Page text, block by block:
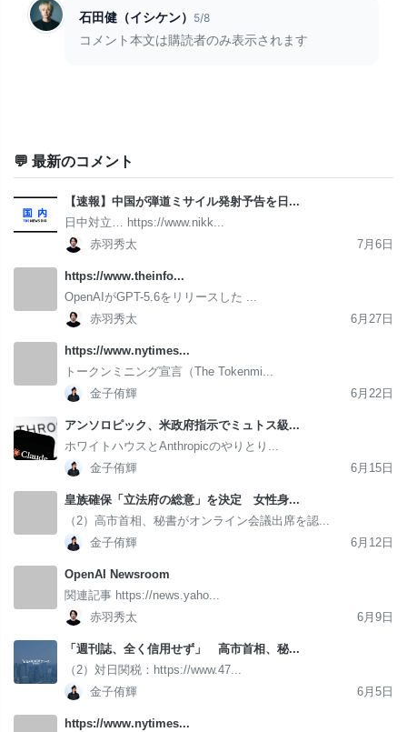
石田健（イシケン） 5/8
コメント本文は購読者のみ表示されます
💬 最新のコメント
【速報】中国が弾道ミサイル発射予告を日...
日中対立… https://www.nikk...
赤羽秀太
7月6日
https://www.theinfo...
OpenAIがGPT-5.6をリリースした ...
赤羽秀太
6月27日
https://www.nytimes...
トークンミニング宣言（The Tokenmi...
金子侑輝
6月22日
アンソロピック、米政府指示でミュトス級...
ホワイトハウスとAnthropicのやりとり...
金子侑輝
6月15日
皇族確保「立法府の総意」を決定 女性身...
（2）高市首相、秘書がオンライン会議出席を認...
金子侑輝
6月12日
OpenAI Newsroom
関連記事 https://news.yaho...
赤羽秀太
6月9日
「週刊誌、全く信用せず」 高市首相、秘...
（2）対日関税：https://www.47...
金子侑輝
6月5日
https://www.nytimes...